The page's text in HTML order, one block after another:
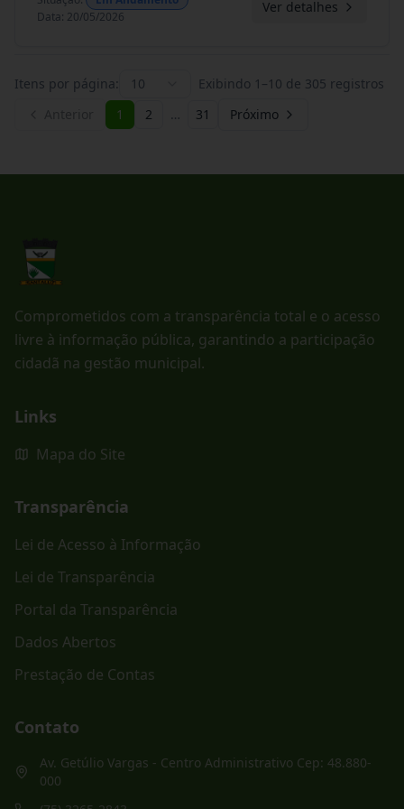
Data: 20/05/2026
Ver detalhes
Itens por página: 10 Exibindo 1 –10 de 305 registros
1 2 … 31 Próximo
Comprometidos com a transparência total e o acesso
livre à informação pública, garantindo a participação
cidadã na gestão municipal.
Links
Mapa do Site
Transparência
Lei de Acesso à Informação
Lei de Transparência
Portal da Transparência
Dados Abertos
Prestação de Contas
Contato
Av. Getúlio Vargas - Centro Administrativo Cep: 48.880-
000